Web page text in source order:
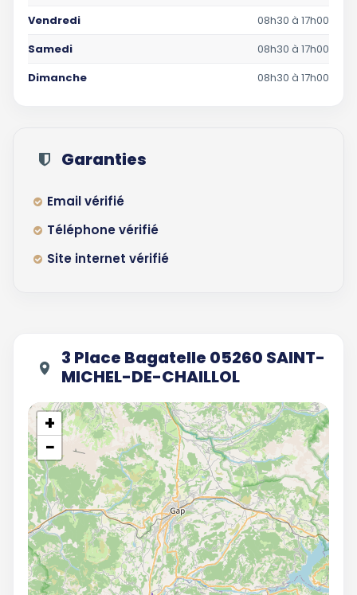
Vendredi
08h30 à 17h00
Samedi
08h30 à 17h00
Dimanche
08h30 à 17h00
Garanties
Email vérifié
Téléphone vérifié
Site internet vérifié
3 Place Bagatelle 05260 SAINT-
MICHEL-DE-CHAILLOL
+
−